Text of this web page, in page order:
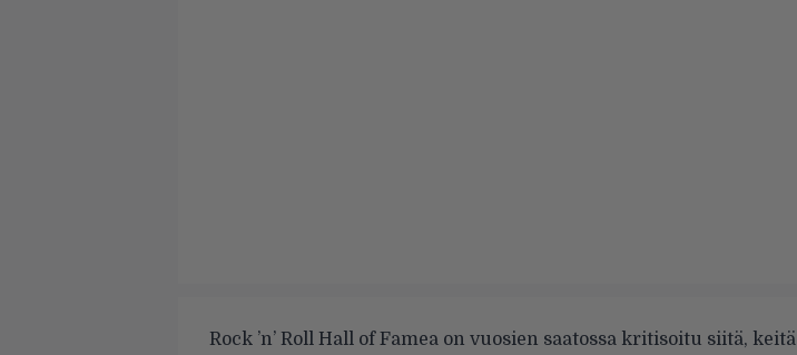
Rock ’n’ Roll Hall of Famea on vuosien saatossa kritisoitu siitä, keitä